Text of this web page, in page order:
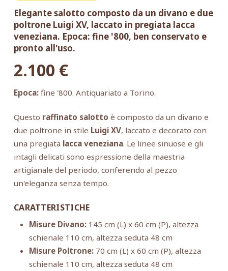
Elegante salotto composto da un divano e due
poltrone Luigi XV, laccato in pregiata lacca
veneziana. Epoca: fine '800, ben conservato e
pronto all'uso.
2.100 €
Epoca:fine '800. Antiquariato a Torino.
Questo raffinato salotto è composto da un divano e
due poltrone in stile Luigi XV, laccato e decorato con
una pregiata lacca veneziana. Le linee sinuose e gli
intagli delicati sono espressione della maestria
artigianale del periodo, conferendo al pezzo
un'eleganza senza tempo.
CARATTERISTICHE
Misure Divano:145 cm (L) x 60 cm (P), altezza
schienale 110 cm, altezza seduta 48 cm
Misure Poltrone:70 cm (L) x 60 cm (P), altezza
schienale 110 cm, altezza seduta 48 cm